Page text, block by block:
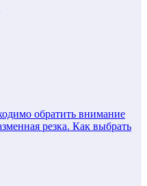
обратить внимание
резка. Как выбрать